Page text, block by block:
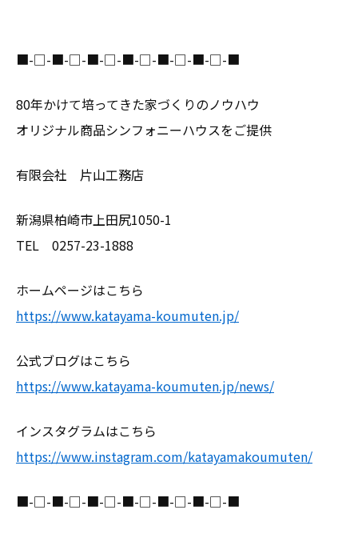
■-□-■-□-■-□-■-□-■-□-■-□-■
80年かけて培ってきた家づくりのノウハウ
オリジナル商品シンフォニーハウスをご提供
有限会社 片山工務店
新潟県柏崎市上田尻1050-1
TEL 0257-23-1888
ホームページはこちら
https://www.katayama-koumuten.jp/
公式ブログはこちら
https://www.katayama-koumuten.jp/news/
インスタグラムはこちら
https://www.instagram.com/katayamakoumuten/
■-□-■-□-■-□-■-□-■-□-■-□-■